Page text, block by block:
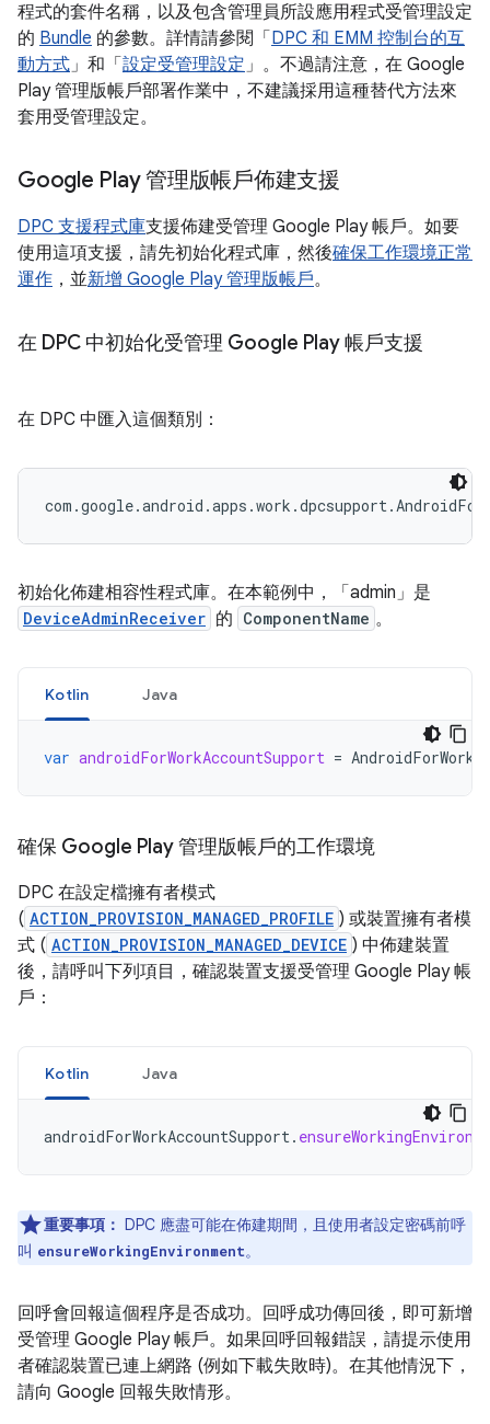
程式的套件名稱，以及包含管理員所設應用程式受管理設定
的 Bundle 的參數。詳情請參閱「 DPC 和 EMM 控制台的互
動方式」和「 設定受管理設定」。不過請注意，在 Google
Play 管理版帳戶部署作業中，不建議採用這種替代方法來
套用受管理設定。
Google Play 管理版帳戶佈建支援
DPC 支援程式庫支援佈建受管理 Google Play 帳戶。如要
使用這項支援，請先初始化程式庫，然後確保工作環境正常
運作 ，並新增 Google Play 管理版帳戶。
在 DPC 中初始化受管理 Google Play 帳戶支援
在 DPC 中匯入這個類別：
初始化佈建相容性程式庫。在本範例中，「admin」是
DeviceAdminReceiver 的 ComponentName 。
Kotlin Java
var androidForWorkAccountSupport =
確保 Google Play 管理版帳戶的工作環境
DPC 在設定檔擁有者模式
( ACTION_PROVISION_MANAGED_PROFILE ) 或裝置擁有者模
式 ( ACTION_PROVISION_MANAGED_DEVICE ) 中佈建裝置
後，請呼叫下列項目，確認裝置支援受管理 Google Play 帳
戶：
Kotlin Java
androidForWorkAccountSupport.
重要事項： DPC 應盡可能在佈建期間，且使用者設定密碼前呼
叫 ensureWorkingEnvironment。
回呼會回報這個程序是否成功。回呼成功傳回後，即可新增
受管理 Google Play 帳戶。如果回呼回報錯誤，請提示使用
者確認裝置已連上網路 (例如下載失敗時)。在其他情況下，
請向 Google 回報失敗情形。